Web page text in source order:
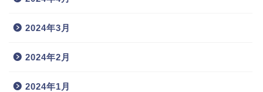
2024年3月
2024年2月
2024年1月